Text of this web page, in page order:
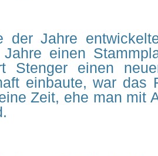
der Jahre
Jahre einen
Stenger einen
einbaute, war das
Zeit, ehe man mit